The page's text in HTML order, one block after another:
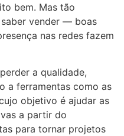
bem. Mas tão
vender — boas
nas redes fazem
a qualidade,
a ferramentas como as
objetivo é ajudar as
a partir do
para tornar projetos